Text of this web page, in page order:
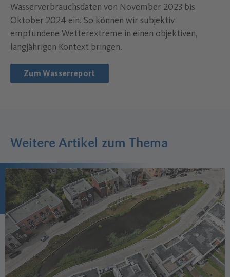
Wasserverbrauchsdaten von November 2023 bis
Oktober 2024 ein. So können wir subjektiv
empfundene Wetterextreme in einen objektiven,
langjährigen Kontext bringen.
Zum Wasserreport
Weitere Artikel zum Thema